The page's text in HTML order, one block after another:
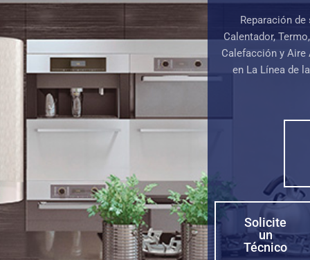
Reparación de
Calentador,
Calefacción y
en La Línea de
Solicite
un
Técnico